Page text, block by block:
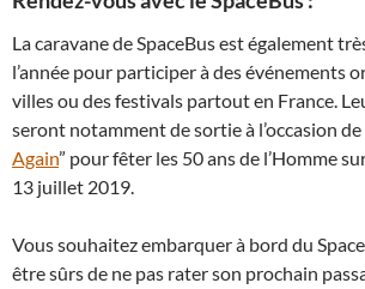
La caravane de SpaceBus est également
l’année pour participer à des événements
villes ou des festivals partout en France.
seront notamment de sortie à l’occasion de
Again” pour fêter les 50 ans de l’Homme
13 juillet 2019.
Vous souhaitez embarquer à bord du
être sûrs de ne pas rater son prochain